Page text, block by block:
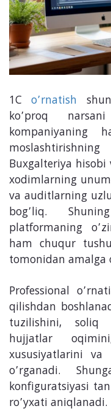
1Co’rnatish
ko’proq
kompaniyaning
Buxgalteriya
xodimlarning
va auditlarning
bog’liq.
platformaning
ham chuqur
tomonidan amalga
Professional
qilishdan
tuzilishini,
hujjatlar
xususiyatlarini va
o’rganadi.
konfiguratsiyasi
ro’yxati aniqlanadi.